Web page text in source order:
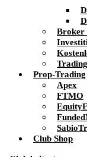
Broker
Prop-Trading
Apex
FTMO
Club Shop